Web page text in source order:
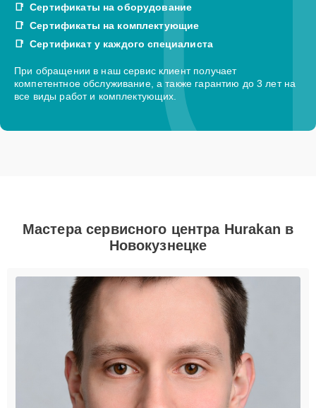
Сертификаты на оборудование
Сертификаты на комплектующие
Сертификат у каждого специалиста
При обращении в наш сервис клиент получает
компетентное обслуживание, а также гарантию до 3 лет на
все виды работ и комплектующих.
Мастера сервисного центра Hurakan в
Новокузнецке